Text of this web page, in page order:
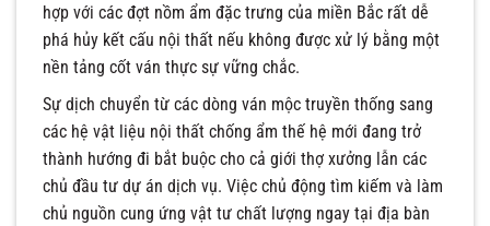
hợp với các đợt nồm ẩm đặc trưng của miền Bắc rất dễ
phá hủy kết cấu nội thất nếu không được xử lý bằng một
nền tảng cốt ván thực sự vững chắc.
Sự dịch chuyển từ các dòng ván mộc truyền thống sang
các hệ vật liệu nội thất chống ẩm thế hệ mới đang trở
thành hướng đi bắt buộc cho cả giới thợ xưởng lẫn các
chủ đầu tư dự án dịch vụ. Việc chủ động tìm kiếm và làm
chủ nguồn cung ứng vật tư chất lượng ngay tại địa bàn